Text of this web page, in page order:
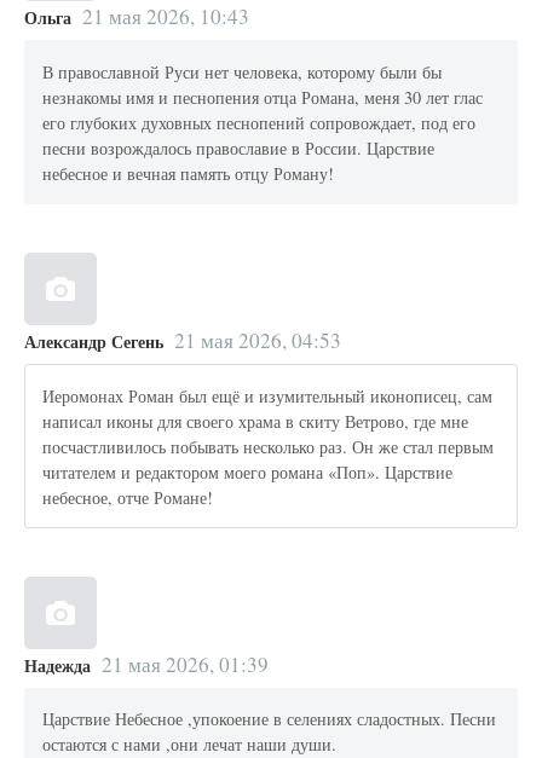
Ольга 21 мая 2026, 10:43
В православной Руси нет человека, которому были бы
незнакомы имя и песнопения отца Романа, меня 30 лет глас
его глубоких духовных песнопений сопровождает, под его
песни возрождалось православие в России. Царствие
небесное и вечная память отцу Роману!
Александр Сегень 21 мая 2026, 04:53
Иеромонах Роман был ещё и изумительный иконописец, сам
написал иконы для своего храма в скиту Ветрово, где мне
посчастливилось побывать несколько раз. Он же стал первым
читателем и редактором моего романа «Поп». Царствие
небесное, отче Романе!
Надежда 21 мая 2026, 01:39
Царствие Небесное ,упокоение в селениях сладостных. Песни
остаются с нами ,они лечат наши души.